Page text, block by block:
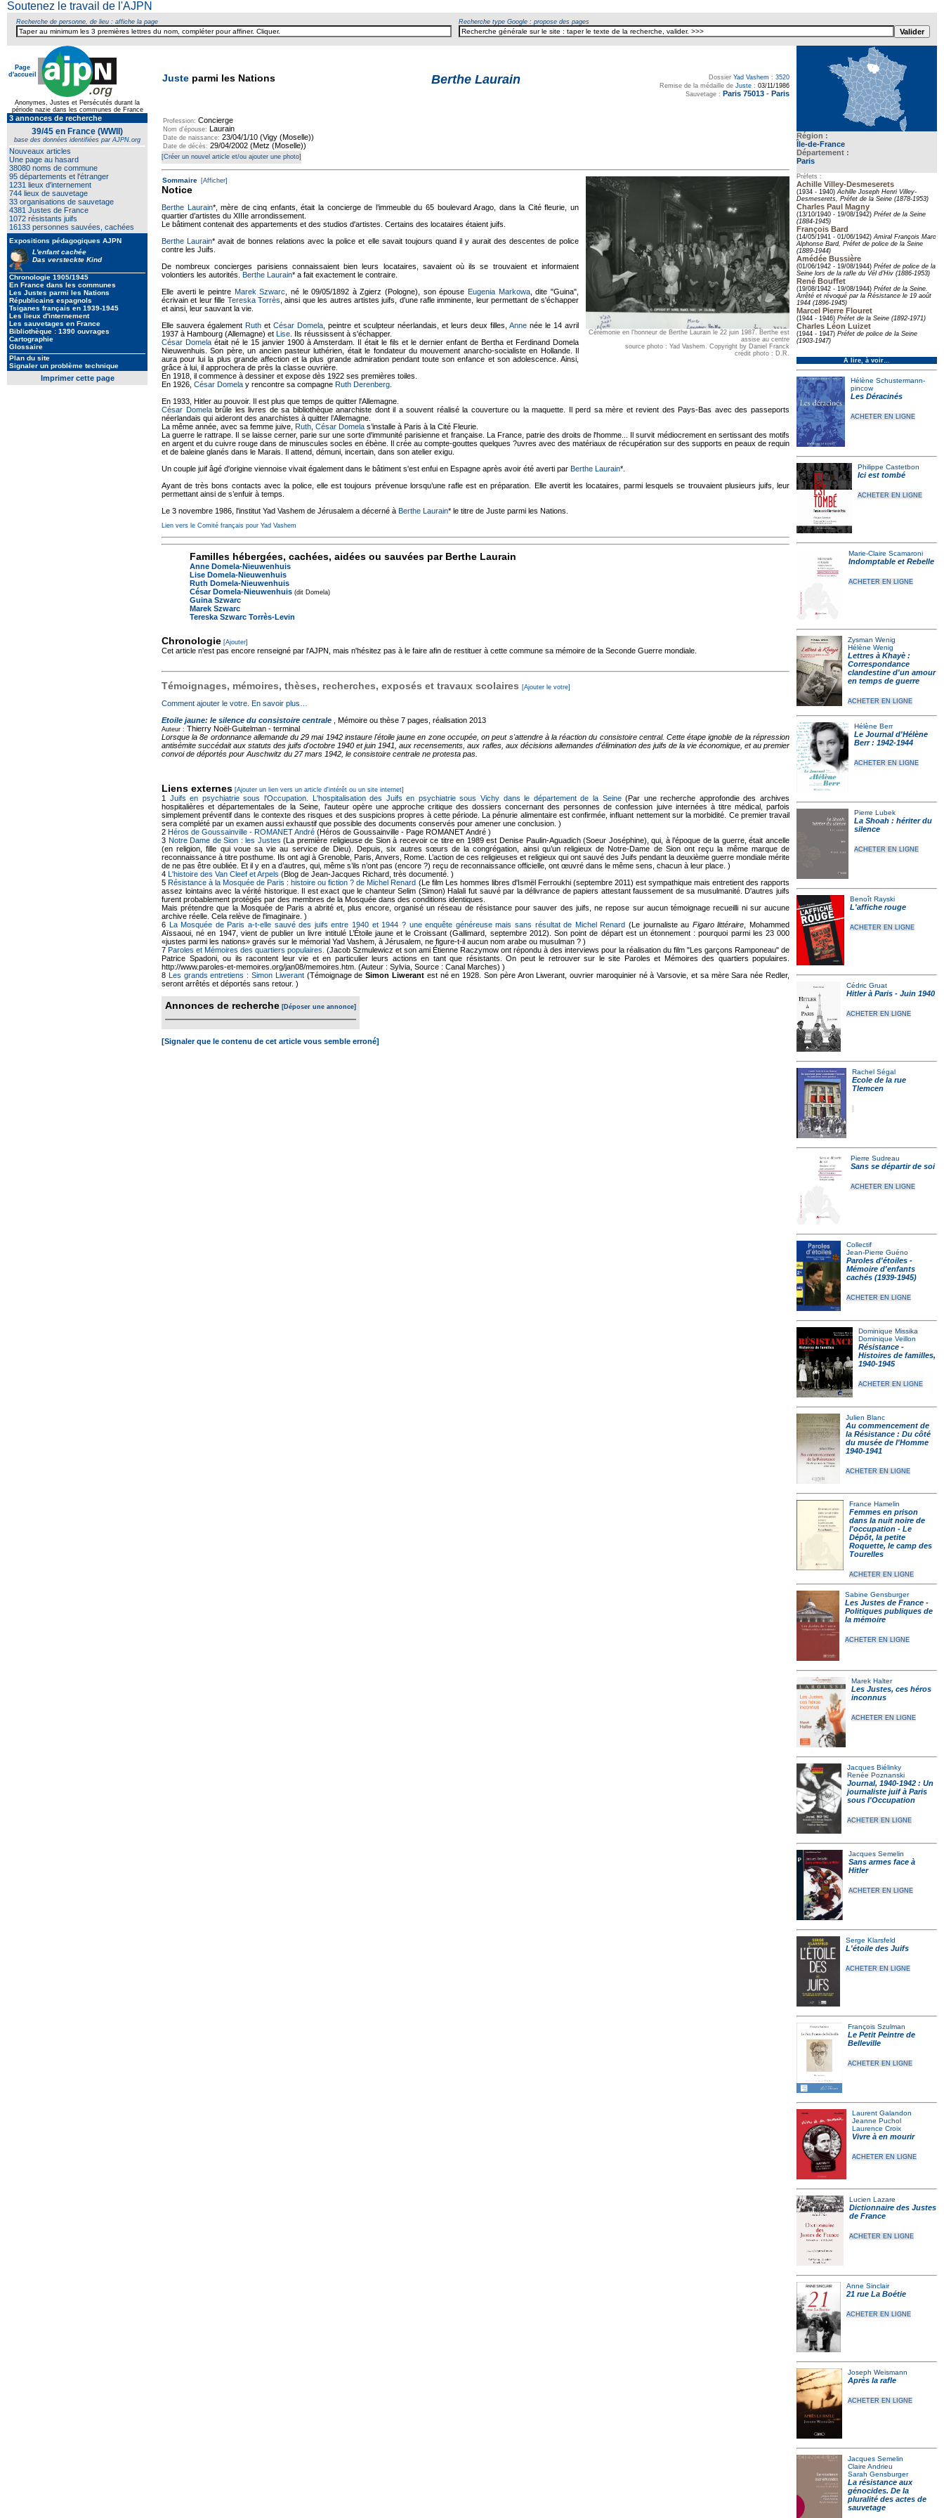
Soutenez le travail de l'AJPN
Recherche de personne, de lieu : affiche la page Recherche type Google : propose des pages
Page
d'accueil
Anonymes, Justes et Persécutés durant la
période nazie dans les communes de France
3 annonces de recherche
39/45 en France (WWII)
base des données identifiées par AJPN.org
Nouveaux articles
Une page au hasard
38080 noms de commune
95 départements et l'étranger
1231 lieux d'internement
744 lieux de sauvetage
33 organisations de sauvetage
4381 Justes de France
1072 résistants juifs
16133 personnes sauvées, cachées
Expositions pédagogiques AJPN
L'enfant cachée
Das versteckte Kind
Chronologie 1905/1945
En France dans les communes
Les Justes parmi les Nations
Républicains espagnols
Tsiganes français en 1939-1945
Les lieux d'internement
Les sauvetages en France
Bibliothèque : 1390 ouvrages
Cartographie
Glossaire
Plan du site
Signaler un problème technique
Imprimer cette page
Région :
Île-de-France
Département :
Paris
Préfets :
Achille Villey-Desmeserets
(1934 - 1940)Achille Joseph Henri Villey-
Desmeserets, Préfet de la Seine (1878-1953)
Charles Paul Magny
(13/10/1940 - 19/08/1942) Préfet de la Seine
(1884-1945)
François Bard
(14/05/1941 - 01/06/1942)Amiral François Marc
Alphonse Bard, Préfet de police de la Seine
(1889-1944)
Amédée Bussière
(01/06/1942 - 19/08/1944) Préfet de police de la
Seine lors de la rafle du Vél d’Hiv (1886-1953)
René Bouffet
(19/08/1942 - 19/08/1944) Préfet de la Seine.
Arrêté et révoqué par la Résistance le 19 août
1944 (1896-1945)
Marcel Pierre Flouret
(1944 - 1946) Préfet de la Seine (1892-1971)
Charles Léon Luizet
(1944 - 1947) Préfet de police de la Seine
(1903-1947)
À lire, à voir…
Hélène Schustermann-
pincow
Les Déracinés
ACHETER EN LIGNE
Philippe Castetbon
Ici est tombé
ACHETER EN LIGNE
Marie-Claire Scamaroni
Indomptable et Rebelle
ACHETER EN LIGNE
Zysman Wenig
Hélène Wenig
Lettres à Khayè :
Correspondance
clandestine d'un amour
en temps de guerre
ACHETER EN LIGNE
Hélène Berr
Le Journal d'Hélène
Berr : 1942-1944
ACHETER EN LIGNE
Pierre Lubek
La Shoah : hériter du
silence
ACHETER EN LIGNE
Benoît Rayski
L'affiche rouge
ACHETER EN LIGNE
Cédric Gruat
Hitler à Paris - Juin 1940
ACHETER EN LIGNE
Rachel Ségal
Ecole de la rue
Tlemcen
Pierre Sudreau
Sans se départir de soi
ACHETER EN LIGNE
Collectif
Jean-Pierre Guéno
Paroles d'étoiles -
Mémoire d'enfants
cachés (1939-1945)
ACHETER EN LIGNE
Dominique Missika
Dominique Veillon
Résistance -
Histoires de familles,
1940-1945
ACHETER EN LIGNE
Julien Blanc
Au commencement de
la Résistance : Du côté
du musée de l'Homme
1940-1941
ACHETER EN LIGNE
France Hamelin
Femmes en prison
dans la nuit noire de
l'occupation - Le
Dépôt, la petite
Roquette, le camp des
Tourelles
ACHETER EN LIGNE
Sabine Gensburger
Les Justes de France -
Politiques publiques de
la mémoire
ACHETER EN LIGNE
Marek Halter
Les Justes, ces héros
inconnus
ACHETER EN LIGNE
Jacques Biélinky
Renée Poznanski
Journal, 1940-1942 : Un
journaliste juif à Paris
sous l'Occupation
ACHETER EN LIGNE
Jacques Semelin
Sans armes face à
Hitler
ACHETER EN LIGNE
Serge Klarsfeld
L'étoile des Juifs
ACHETER EN LIGNE
François Szulman
Le Petit Peintre de
Belleville
ACHETER EN LIGNE
Laurent Galandon
Jeanne Puchol
Laurence Croix
Vivre à en mourir
ACHETER EN LIGNE
Lucien Lazare
Dictionnaire des Justes
de France
ACHETER EN LIGNE
Anne Sinclair
21 rue La Boétie
ACHETER EN LIGNE
Joseph Weismann
Après la rafle
ACHETER EN LIGNE
Jacques Semelin
Claire Andrieu
Sarah Gensburger
La résistance aux
génocides. De la
pluralité des actes de
sauvetage
Juste parmi les Nations Berthe Laurain Dossier Yad Vashem : 3520
Remise de la médaille de Juste : 03/11/1986
Sauvetage : Paris 75013 - Paris
Profession: Concierge
Nom d'épouse: Laurain
Date de naissance: 23/04/1/10 (Vigy (Moselle))
Date de décès: 29/04/2002 (Metz (Moselle))
[Créer un nouvel article et/ou ajouter une photo]
Cérémonie en l'honneur de Berthe Laurain le 22 juin 1987. Berthe est
assise au centre
source photo : Yad Vashem. Copyright by Daniel Franck
crédit photo : D.R.
Sommaire [Afficher]
Notice
Berthe Laurain*, mère de cinq enfants, était la concierge de l’immeuble du 65 boulevard Arago, dans la Cité fleurie, un
quartier d’artistes du XIIIe arrondissement.
Le bâtiment contenait des appartements et des studios d'artistes. Certains des locataires étaient juifs.
Berthe Laurain* avait de bonnes relations avec la police et elle savait toujours quand il y aurait des descentes de police
contre les Juifs.
De nombreux concierges parisiens connaissaient bien leurs locataires, savaient où ils se trouvaient et informaient
volontiers les autorités. Berthe Laurain* a fait exactement le contraire.
Elle averti le peintre Marek Szwarc , né le 09/05/1892 à Zgierz (Pologne), son épouseEugenia Markowa, dite "Guina",
écrivain et leur fille Tereska Torrès , ainsi que les autres artistes juifs, d'une rafle imminente, leur permettant de s'échapper
et ainsi, leur sauvant la vie.
Elle sauvera également Ruth et César Domela , peintre et sculpteur néerlandais, et leurs deux filles, Anne née le 14 avril
1937 à Hambourg (Allemagne) et Lise . Ils réussissent à s'échapper.
César Domela était né le 15 janvier 1900 à Amsterdam. Il était le fils et le dernier enfant de Bertha et Ferdinand Domela
Nieuwenhuis. Son père, un ancien pasteur luthérien, était le fondateur du mouvement anarcho-socialiste en Hollande. Il
aura pour lui la plus grande affection et la plus grande admiration pendant toute son enfance et son adolescence. Ainsi,
grâce à lui, il approchera de près la classe ouvrière.
En 1918, il commence à dessiner et expose dès 1922 ses premières toiles.
En 1926, César Domela y rencontre sa compagne Ruth Derenberg
En 1933, Hitler au pouvoir. Il est plus que temps de quitter l'Allemagne.
César Domelabrûle les livres de sa bibliothèque anarchiste dont il a souvent réalisé la couverture ou la maquette. Il perd sa mère et revient des Pays-Bas avec des passeports
néerlandais qui aideront des anarchistes à quitter l’Allemagne.
La même année, avec sa femme juive, Ruth César Domela s’installe à Paris à la Cité Fleurie.
La guerre le rattrape. Il se laisse cerner, parie sur une sorte d'immunité parisienne et française. La France, patrie des droits de l'homme... Il survit médiocrement en sertissant des motifs
en argent et du cuivre rouge dans de minuscules socles en ébène. Il crée au compte-gouttes quelques ?uvres avec des matériaux de récupération sur des supports en peaux de requin
et de baleine glanés dans le Marais. Il attend, démuni, incertain, dans son atelier exigu.
Un couple juif âgé d'origine viennoise vivait également dans le bâtiment s'est enfui en Espagne après avoir été averti par Berthe Laurain*.
Ayant de très bons contacts avec la police, elle est toujours prévenue lorsqu’une rafle est en préparation. Elle avertit les locataires, parmi lesquels se trouvaient plusieurs juifs, leur
permettant ainsi de s’enfuir à temps.
Le 3 novembre 1986, l'institut Yad Vashem de Jérusalem a décerné à Berthe Laurain* le titre de Juste parmi les Nations.
Lien vers le Comité français pour Yad Vashem
Familles hébergées, cachées, aidées ou sauvées par Berthe Laurain
Anne Domela-Nieuwenhuis
Lise Domela-Nieuwenhuis
Ruth Domela-Nieuwenhuis
César Domela-Nieuwenhuis (dit Domela)
Guina Szwarc
Marek Szwarc
Tereska Szwarc Torrès-Levin
Chronologie [Ajouter]
Cet article n'est pas encore renseigné par l'AJPN, mais n'hésitez pas à le faire afin de restituer à cette commune sa mémoire de la Seconde Guerre mondiale.
Témoignages, mémoires, thèses, recherches, exposés et travaux scolaires [Ajouter le votre]
Comment ajouter le votre. En savoir plus…
Etoile jaune: le silence du consistoire centrale , Mémoire ou thèse 7 pages, réalisation 2013
Auteur : Thierry Noël-Guitelman - terminal
Lorsque la 8e ordonnance allemande du 29 mai 1942 instaure l'étoile jaune en zone occupée, on peut s'attendre à la réaction du consistoire central. Cette étape ignoble de la répression
antisémite succédait aux statuts des juifs d'octobre 1940 et juin 1941, aux recensements, aux rafles, aux décisions allemandes d'élimination des juifs de la vie économique, et au premier
convoi de déportés pour Auschwitz du 27 mars 1942, le consistoire centrale ne protesta pas.
Liens externes [Ajouter un lien vers un article d'intérêt ou un site internet]
1 Juifs en psychiatrie sous l'Occupation. L'hospitalisation des Juifs en psychiatrie sous Vichy dans le département de la Seine(Par une recherche approfondie des archives
hospitalières et départementales de la Seine, l'auteur opère une approche critique des dossiers concernant des personnes de confession juive internées à titre médical, parfois
simplement préventif dans le contexte des risques et des suspicions propres à cette période. La pénurie alimentaire est confirmée, influant nettement sur la morbidité. Ce premier travail
sera complété par un examen aussi exhaustif que possible des documents conservés pour amener une conclusion. )
2 Héros de Goussainville - ROMANET André (Héros de Goussainville - Page ROMANET André )
3 Notre Dame de Sion : les Justes (La première religieuse de Sion à recevoir ce titre en 1989 est Denise Paulin-Aguadich (Soeur Joséphine), qui, à l’époque de la guerre, était ancelle
(en religion, fille qui voue sa vie au service de Dieu). Depuis, six autres sœurs de la congrégation, ainsi qu’un religieux de Notre-Dame de Sion ont reçu la même marque de
reconnaissance à titre posthume. Ils ont agi à Grenoble, Paris, Anvers, Rome. L’action de ces religieuses et religieux qui ont sauvé des Juifs pendant la deuxième guerre mondiale mérite
de ne pas être oubliée. Et il y en a d’autres, qui, même s’ils n’ont pas (encore ?) reçu de reconnaissance officielle, ont œuvré dans le même sens, chacun à leur place. )
4 L'histoire des Van Cleef et Arpels (Blog de Jean-Jacques Richard, très documenté. )
5Résistance à la Mosquée de Paris : histoire ou fiction ? de Michel Renard (Le film Les hommes libres d'Ismël Ferroukhi (septembre 2011) est sympathique mais entretient des rapports
assez lointains avec la vérité historique. Il est exact que le chanteur Selim (Simon) Halali fut sauvé par la délivrance de papiers attestant faussement de sa musulmanité. D'autres juifs
furent probablement protégés par des membres de la Mosquée dans des conditions identiques.
Mais prétendre que la Mosquée de Paris a abrité et, plus encore, organisé un réseau de résistance pour sauver des juifs, ne repose sur aucun témoignage recueilli ni sur aucune
archive réelle. Cela relève de l'imaginaire. )
6 La Mosquée de Paris a-t-elle sauvé des juifs entre 1940 et 1944 ? une enquête généreuse mais sans résultat de Michel Renard (Le journaliste au Figaro littéraire , Mohammed
Aïssaoui, né en 1947, vient de publier un livre intitulé L’Étoile jaune et le Croissant (Gallimard, septembre 2012). Son point de départ est un étonnement : pourquoi parmi les 23 000
«justes parmi les nations» gravés sur le mémorial Yad Vashem, à Jérusalem, ne figure-t-il aucun nom arabe ou musulman ? )
7 Paroles et Mémoires des quartiers populaires. (Jacob Szmulewicz et son ami Étienne Raczymow ont répondu à des interviews pour la réalisation du film "Les garçons Ramponeau" de
Patrice Spadoni, ou ils racontent leur vie et en particulier leurs actions en tant que résistants. On peut le retrouver sur le site Paroles et Mémoires des quartiers populaires.
http://www.paroles-et-memoires.org/jan08/memoires.htm. (Auteur : Sylvia, Source : Canal Marches) )
8 Les grands entretiens : Simon Liwerant(Témoignage deSimon Liwerantest né en 1928. Son père Aron Liwerant, ouvrier maroquinier né à Varsovie, et sa mère Sara née Redler,
seront arrêtés et déportés sans retour. )
Annonces de recherche [Déposer une annonce]
[Signaler que le contenu de cet article vous semble erroné]